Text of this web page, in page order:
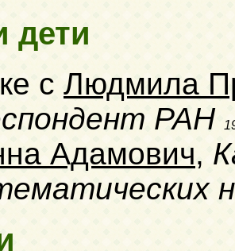
дети
с Людмила
РАН
Адамович,